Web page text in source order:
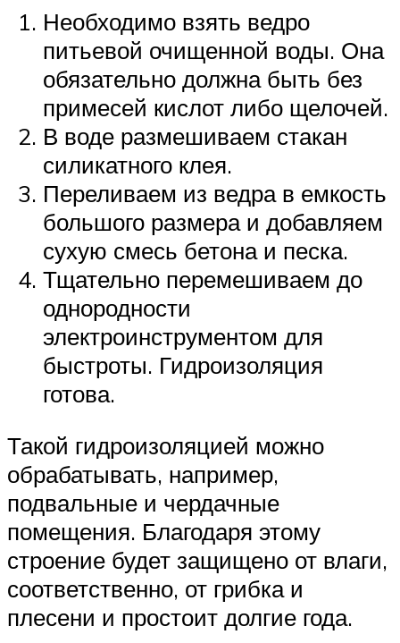
Необходимо взять ведро
питьевой очищенной воды. Она
обязательно должна быть без
примесей кислот либо щелочей.
В воде размешиваем стакан
силикатного клея.
Переливаем из ведра в емкость
большого размера и добавляем
сухую смесь бетона и песка.
Тщательно перемешиваем до
однородности
электроинструментом для
быстроты. Гидроизоляция
готова.
Такой гидроизоляцией можно
обрабатывать, например,
подвальные и чердачные
помещения. Благодаря этому
строение будет защищено от влаги,
соответственно, от грибка и
плесени и простоит долгие года.